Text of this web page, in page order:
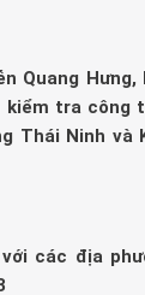
Quang
kiểm tra công
Thái Ninh và
với các địa